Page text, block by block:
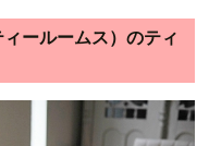
ールームス）のティ